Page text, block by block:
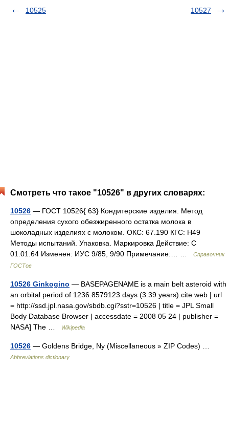
10525
10527
Смотреть что такое "10526" в других словарях:
10526 — ГОСТ 10526{ 63} Кондитерские изделия. Метод
определения сухого обезжиренного остатка молока в
шоколадных изделиях с молоком. ОКС: 67.190 КГС: Н49
Методы испытаний. Упаковка. Маркировка Действие: С
01.01.64 Изменен: ИУС 9/85, 9/90 Примечание:… …
Справочник
ГОСТов
10526 Ginkogino — BASEPAGENAME is a main belt asteroid with
an orbital period of 1236.8579123 days (3.39 years).cite web | url
= http://ssd.jpl.nasa.gov/sbdb.cgi?sstr=10526 | title = JPL Small
Body Database Browser | accessdate = 2008 05 24 | publisher =
NASA] The …
Wikipedia
10526 — Goldens Bridge, Ny (Miscellaneous » ZIP Codes) …
Abbreviations dictionary